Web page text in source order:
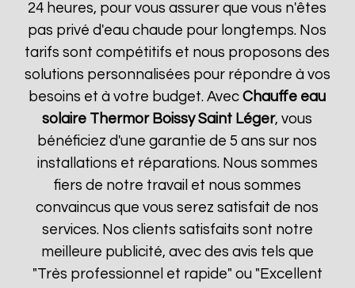
24 heures, pour vous assurer que vous n'êtes
pas privé d'eau chaude pour longtemps. Nos
tarifs sont compétitifs et nous proposons des
solutions personnalisées pour répondre à vos
besoins et à votre budget. AvecChauffe eau
solaire Thermor Boissy Saint Léger, vous
bénéficiez d'une garantie de 5 ans sur nos
installations et réparations. Nous sommes
fiers de notre travail et nous sommes
convaincus que vous serez satisfait de nos
services. Nos clients satisfaits sont notre
meilleure publicité, avec des avis tels que
"Très professionnel et rapide" ou "Excellent